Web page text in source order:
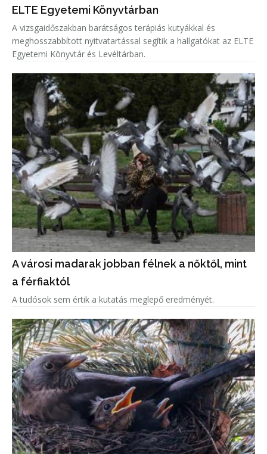
ELTE Egyetemi Könyvtárban
A vizsgaidőszakban barátságos terápiás kutyákkal és
meghosszabbított nyitvatartással segítik a hallgatókat az ELTE
Egyetemi Könyvtár és Levéltárban.
A városi madarak jobban félnek a nőktől, mint
a férfiaktól
A tudósok sem értik a kutatás meglepő eredményét.